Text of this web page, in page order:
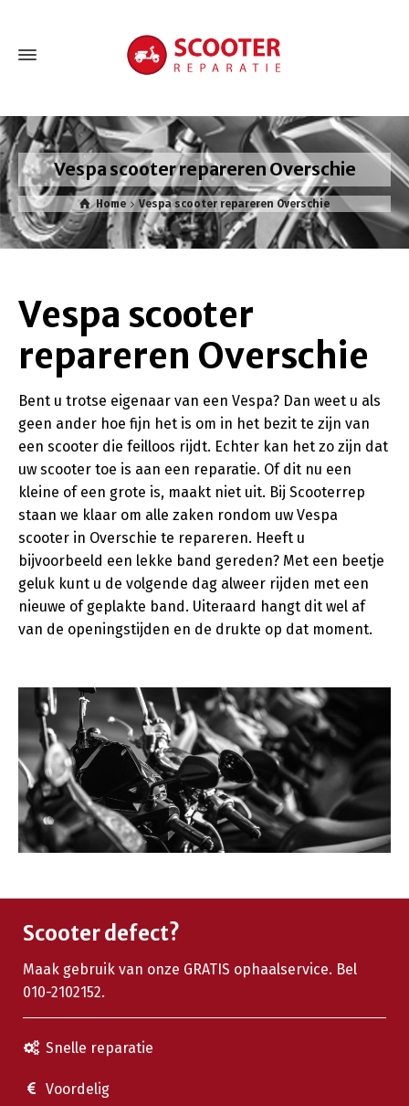
Vespa scooter repareren Overschie
Home Vespa scooter repareren Overschie
Vespa scooter
repareren Overschie
Bent u trotse eigenaar van een Vespa? Dan weet u als
geen ander hoe fijn het is om in het bezit te zijn van
een scooter die feilloos rijdt. Echter kan het zo zijn dat
uw scooter toe is aan een reparatie. Of dit nu een
kleine of een grote is, maakt niet uit. Bij Scooterrep
staan we klaar om alle zaken rondom uw Vespa
scooter in Overschie te repareren. Heeft u
bijvoorbeeld een lekke band gereden? Met een beetje
geluk kunt u de volgende dag alweer rijden met een
nieuwe of geplakte band. Uiteraard hangt dit wel af
van de openingstijden en de drukte op dat moment.
Scooter defect?
Maak gebruik van onze GRATIS ophaalservice. Bel
010-2102152.
Snelle reparatie
Voordelig